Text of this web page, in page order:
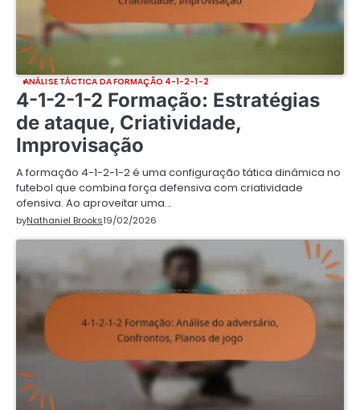
ANÁLISE TÁCTICA DA FORMAÇÃO 4-1-2-1-2
4-1-2-1-2 Formação: Estratégias
de ataque, Criatividade,
Improvisação
A formação 4-1-2-1-2 é uma configuração tática dinâmica no
futebol que combina força defensiva com criatividade
ofensiva. Ao aproveitar uma…
byNathaniel Brooks19/02/2026